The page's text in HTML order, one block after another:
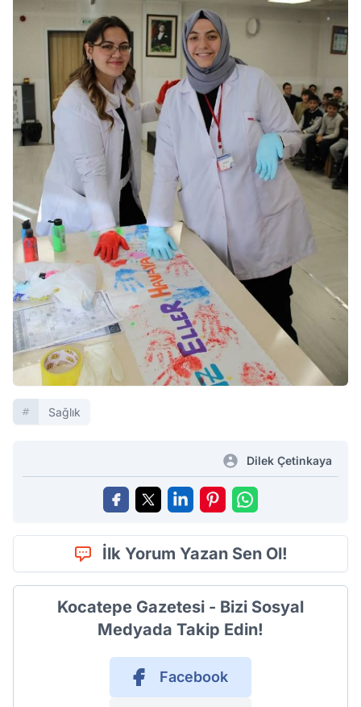
Sağlık
Dilek Çetinkaya
İlk Yorum Yazan Sen Ol!
Kocatepe Gazetesi - Bizi Sosyal
Medyada Takip Edin!
Facebook